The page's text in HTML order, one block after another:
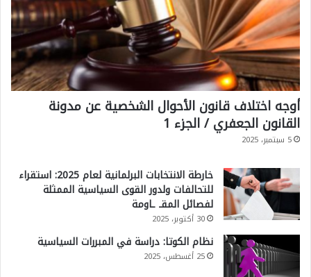
أوجه اختلاف قانون الأحوال الشخصية عن مدونة
القانون الجعفري / الجزء 1
5 سبتمبر، 2025
خارطة الانتخابات البرلمانية لعام 2025: استقراء
للتحالفات ولدور القوى السياسية الممثلة
لفصائل المقـ ـاومة
30 أكتوبر، 2025
نظام الكوتا: دراسة في المبررات السياسية
25 أغسطس، 2025